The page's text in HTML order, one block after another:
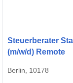
Steuerberater
(m/w/d) Remote
Berlin, 10178